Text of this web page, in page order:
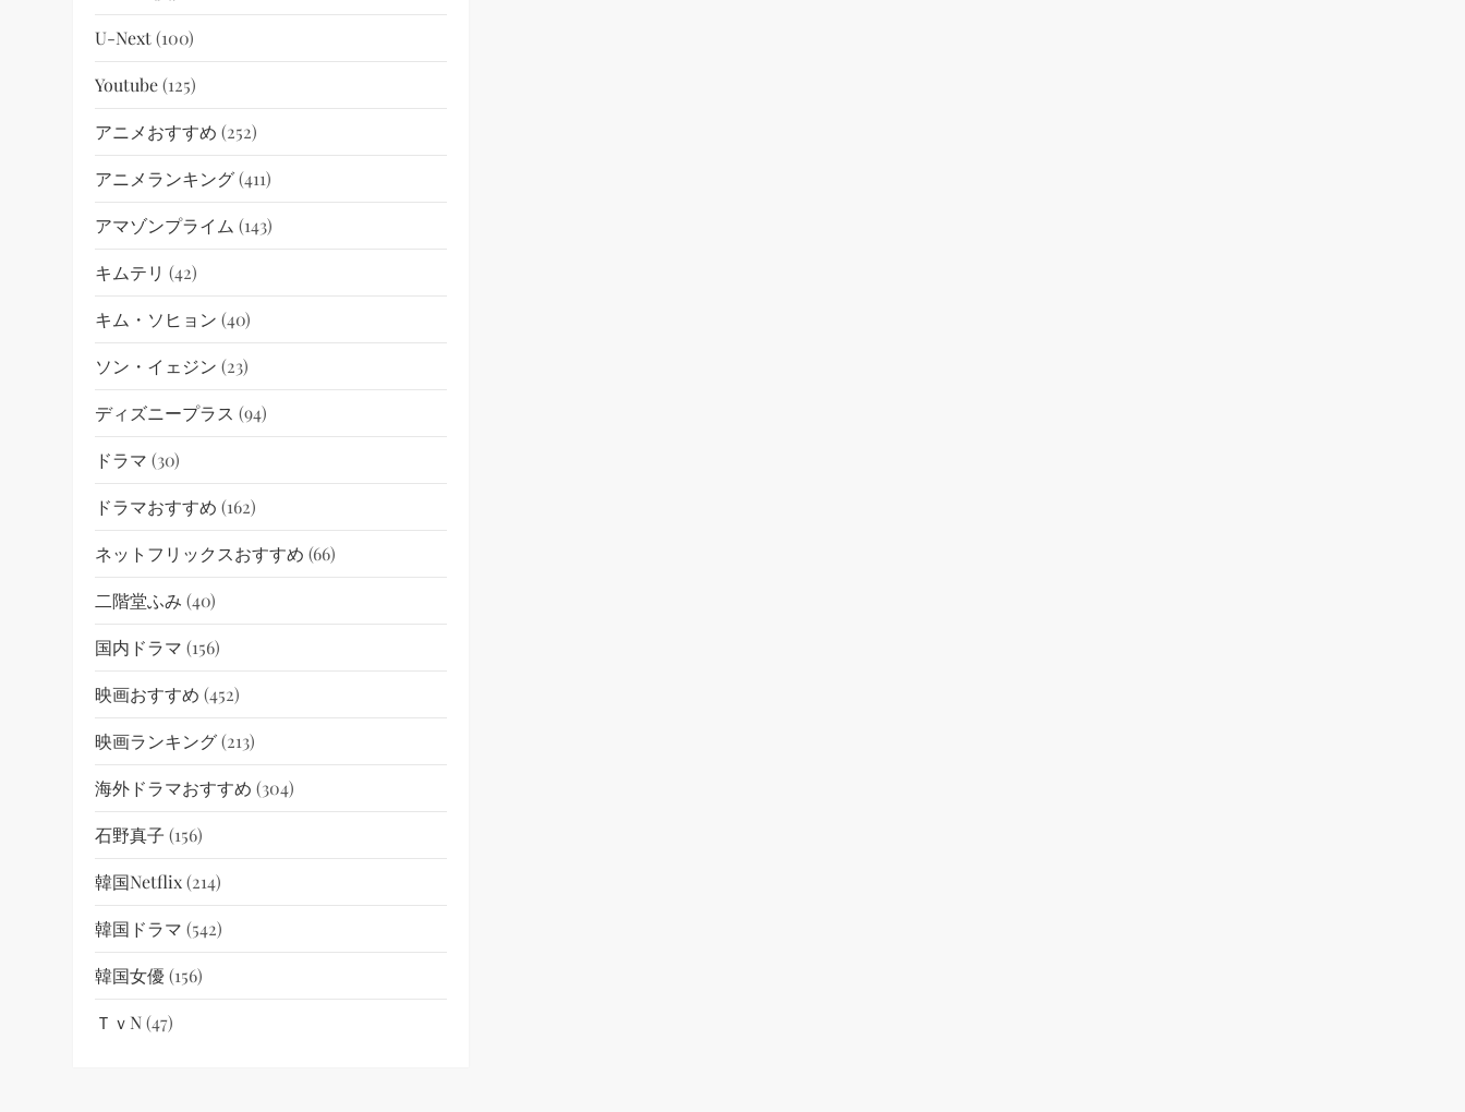
U-Next(100)
Youtube(125)
アニメおすすめ (252)
アニメランキング(411)
アマゾンプライム (143)
キムテリ (42)
キム・ソヒョン (40)
ソン・イェジン (23)
ディズニープラス (94)
ドラマ (30)
ドラマおすすめ (162)
ネットフリックスおすすめ (66)
二階堂ふみ (40)
国内ドラマ (156)
映画おすすめ (452)
映画ランキング(213)
海外ドラマおすすめ (304)
石野真子 (156)
韓国netflix(214)
韓国ドラマ (542)
韓国女優(156)
ＴｖN(47)